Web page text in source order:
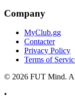
Company
MyClub.gg
Contacter
Privacy Policy
Terms of
© 2026 FUT Mind.
•